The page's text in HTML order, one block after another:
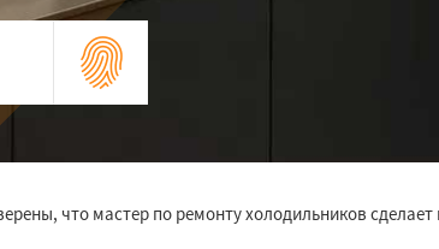
что мастер по ремонту холодильников